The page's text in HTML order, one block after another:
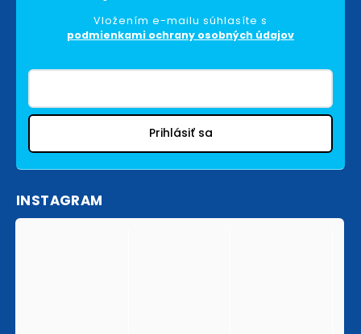
Vložením e-mailu súhlasíte s
podmienkami ochrany osobných údajov
Prihlásiť sa
INSTAGRAM